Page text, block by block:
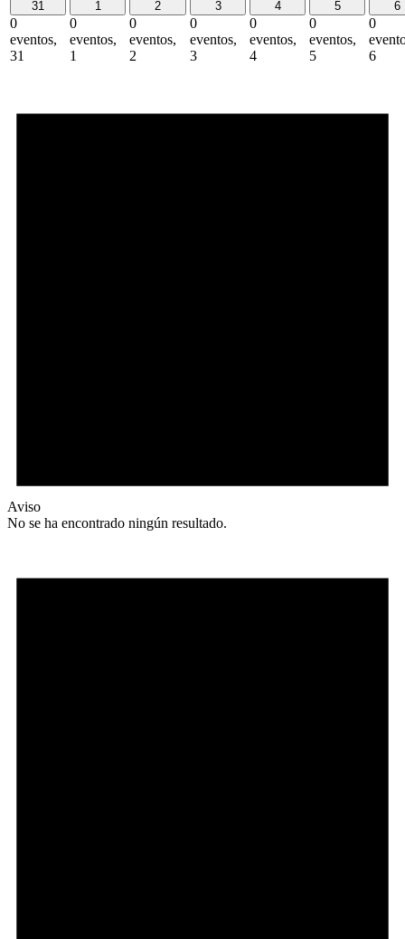
31
0
eventos,
31
1
0
eventos,
1
2
0
eventos,
2
3
0
eventos,
3
4
0
eventos,
4
5
0
eventos,
5
6
0
6
Aviso
No se ha encontrado ningún resultado.